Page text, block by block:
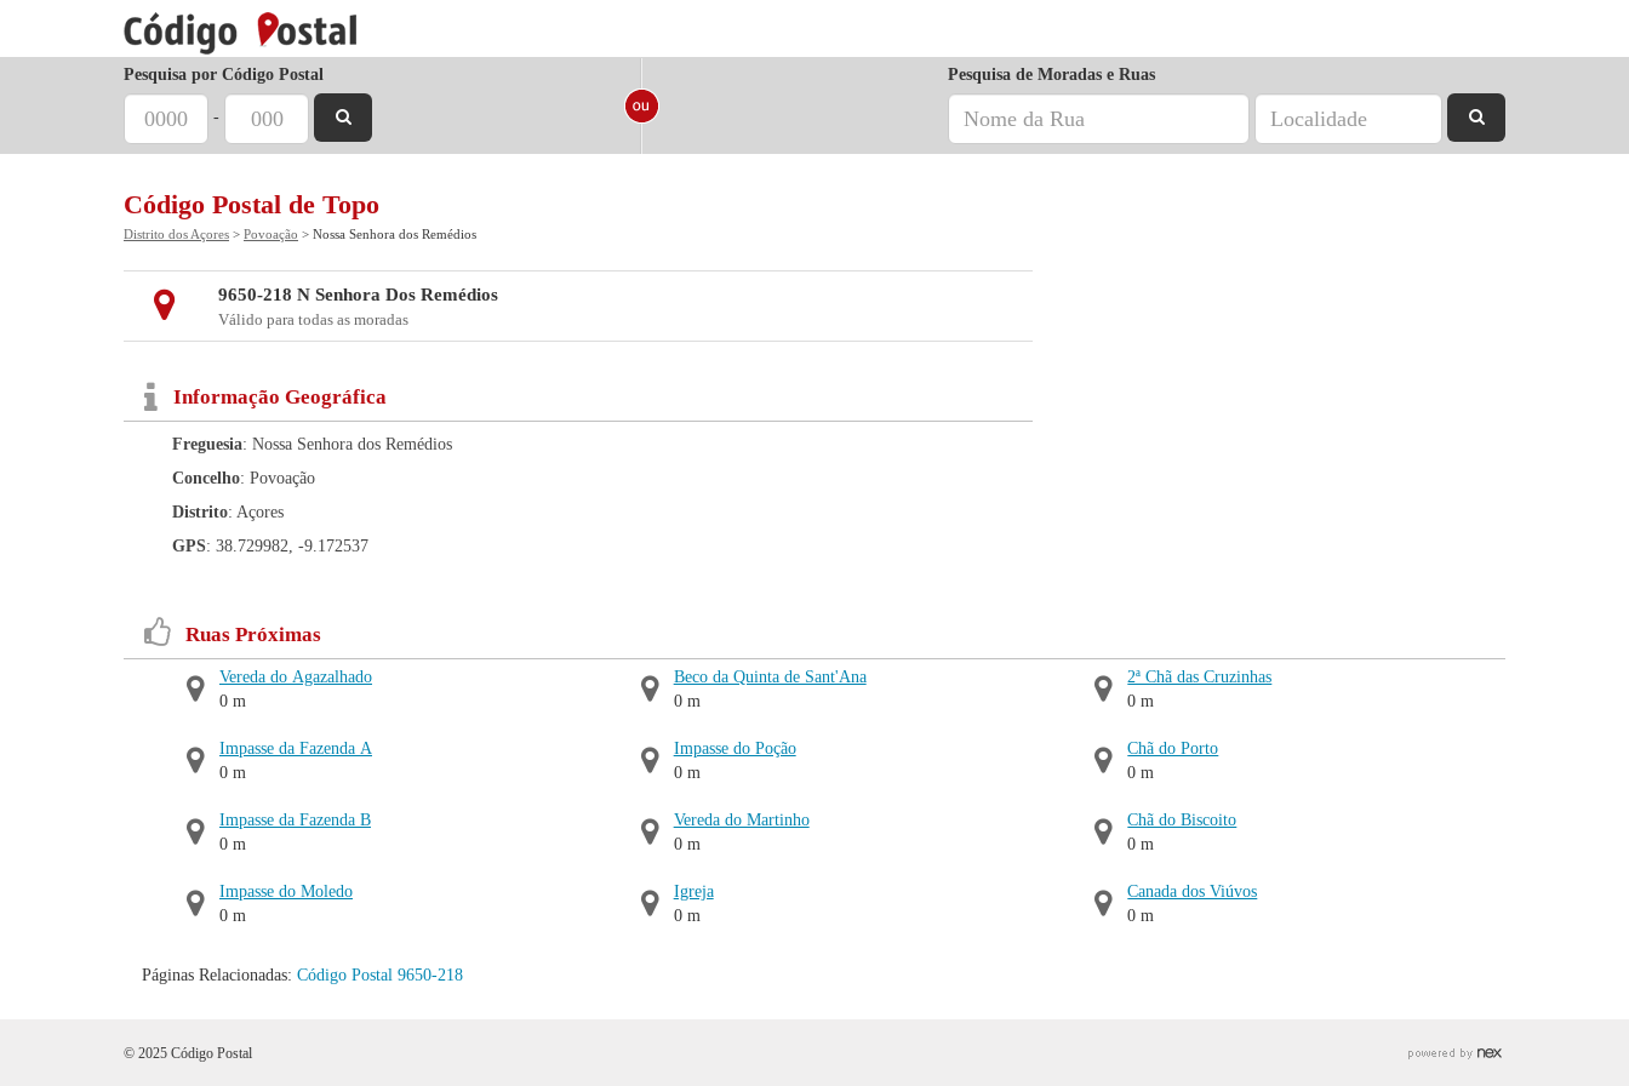
Pesquisa por Código Postal
-
Pesquisa de Moradas e Ruas
Código Postal de Topo
Distrito dos Açores > Povoação > Nossa Senhora dos Remédios
9650-218 N Senhora Dos Remédios
Válido para todas as moradas
Informação Geográfica
Freguesia: Nossa Senhora dos Remédios
Concelho: Povoação
Distrito: Açores
GPS: 38.729982, -9.172537
Ruas Próximas
Vereda do Agazalhado
0 m
Impasse da Fazenda A
0 m
Impasse da Fazenda B
0 m
Impasse do Moledo
0 m
Beco da Quinta de Sant'Ana
0 m
Impasse do Poção
0 m
Vereda do Martinho
0 m
Igreja
0 m
2ª Chã das Cruzinhas
0 m
Chã do Porto
0 m
Chã do Biscoito
0 m
Canada dos Viúvos
0 m
Páginas Relacionadas: Código Postal 9650-218
© 2025 Código Postal